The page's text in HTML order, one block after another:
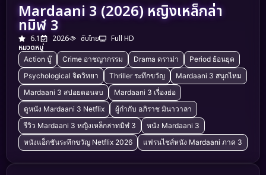
Mardaani 3 (2026) หญิงเหล็กล่า
ทมิฬ 3
6.1 2026 ซับไทย
Full HD
หมวดหมู่
Action บู๊ Crime อาชญากรรม Drama ดราม่า
Period ย้อนยุค
Psychological จิตวิทยา
Thriller ระทึกขวัญ
Mardaani 3 สนุกไหม
Mardaani 3 สปอยตอนจบ
Mardaani 3 เรื่องย่อ
ดูหนัง Mardaani 3 Netflix
ผู้กำกับ อภิราช มินาวาลา
รีวิว Mardaani 3 หญิงเหล็กล่าทมิฬ 3
หนัง Mardaani 3
หนังแอ็กชันระทึกขวัญ Netflix 2026
แฟรนไชส์หนัง Mardaani ภาค 3